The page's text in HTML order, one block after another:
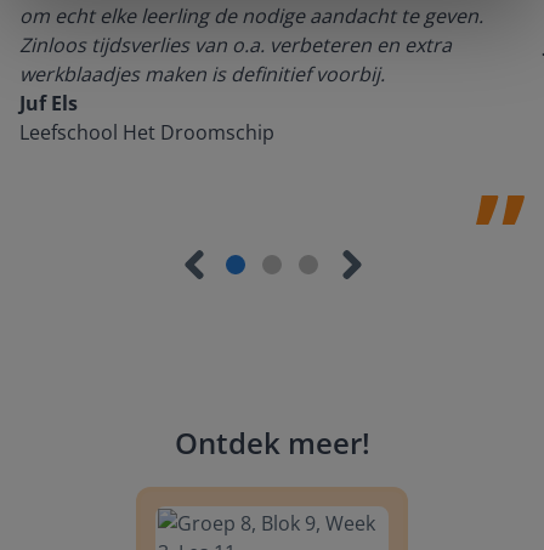
om echt elke leerling de nodige aandacht te geven.
Zinloos tijdsverlies van o.a. verbeteren en extra
werkblaadjes maken is definitief voorbij.
Juf Els
Leefschool Het Droomschip
Ontdek meer!